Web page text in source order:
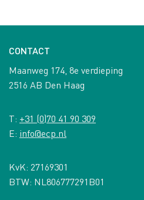
CONTACT
Maanweg 174, 8e verdieping
2516 AB Den Haag
T: +31 (0)70 41 90 309
E: info@ecp.nl
KvK: 27169301
BTW: NL806777291B01